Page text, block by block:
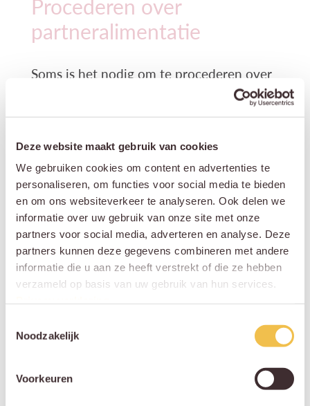
Deze website maakt gebruik van cookies
We gebruiken cookies om content en advertenties te
personaliseren, om functies voor social media te bieden
en om ons websiteverkeer te analyseren. Ook delen we
informatie over uw gebruik van onze site met onze
partners voor social media, adverteren en analyse. Deze
partners kunnen deze gegevens combineren met andere
informatie die u aan ze heeft verstrekt of die ze hebben
verzameld op basis van uw gebruik van hun services.
Noodzakelijk
Voorkeuren
Procederen over
partneralimentatie
Soms is het nodig om te procederen over
de vaststelling van partneralimentatie. Wij
kunnen deze procedure voor je voeren
een dergelijke procedure wordt
geconfronteerd.
Meer weten over
partneralimentatie?
partneralimentatie of verplicht bent om
contact
hoelang de verplichting in jouw geval zal